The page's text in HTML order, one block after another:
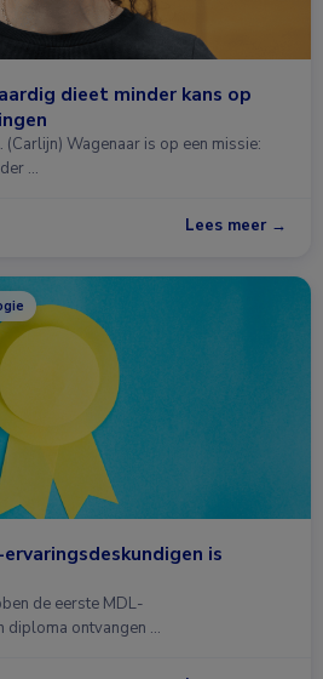
dieet minder kans op
Wagenaar is op een missie:
…
Lees meer →
is
de eerste MDL-
diploma ontvangen …